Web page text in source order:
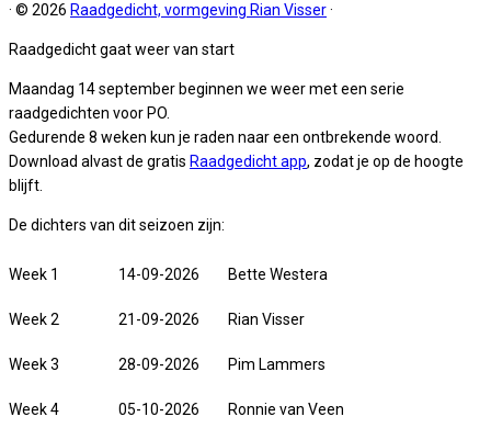
· © 2026 Raadgedicht, vormgeving Rian Visser·
Raadgedicht gaat weer van start
Maandag 14 september beginnen we weer met een serie
raadgedichten voor PO.
Gedurende 8 weken kun je raden naar een ontbrekende woord.
Download alvast de gratis Raadgedicht app, zodat je op de hoogte
blijft.
De dichters van dit seizoen zijn:
Week 1 14-09-2026 Bette Westera
Week 2 21-09-2026 Rian Visser
Week 3 28-09-2026 Pim Lammers
Week 4 05-10-2026 Ronnie van Veen